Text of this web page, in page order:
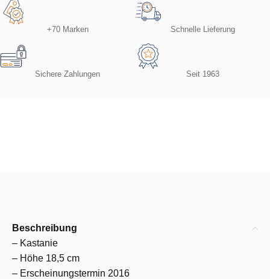
+70 Marken Schnelle Lieferung
Sichere Zahlungen Seit 1963
Beschreibung
– Kastanie
– Höhe 18,5 cm
– Erscheinungstermin 2016